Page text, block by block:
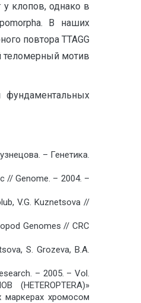
у клопов, однако в
В наших
повтора TTAGG
теломерный мотив
– Генетика.
// Genome. – 2004. –
V.G. Kuznetsova //
Genomes // CRC
S. Grozeva, B.A.
– 2005. – Vol.
маркерах хромосом